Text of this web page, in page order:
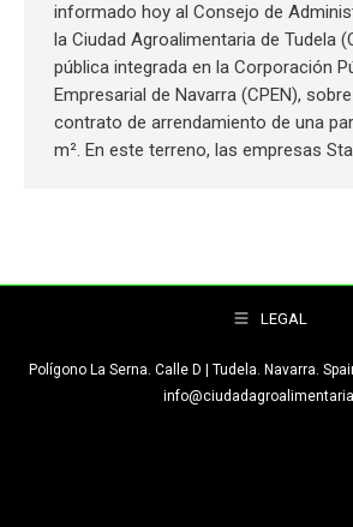
informado hoy al Consejo de
la Ciudad Agroalimentaria de Tudela
pública integrada en la Corporación
Empresarial de Navarra (CPEN),
contrato de arrendamiento de una
m². En este terreno, las empresas
LEGAL
Polígono La Serna. Calle D | Tudela. Navarra.